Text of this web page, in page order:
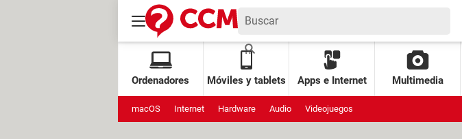
Ordenadores Móviles y tablets Apps e Internet Multimedia
macOS Internet Hardware Audio Videojuegos